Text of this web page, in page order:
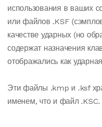
использования в ваших
или файлов .KSF
качестве ударных (но
содержат назначения
отображались как
Эти файлы .kmp и .ksf
именем, что и файл .KSC.